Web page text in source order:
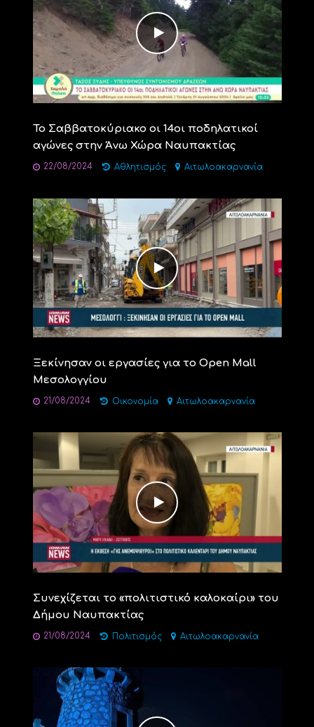
Το Σαββατοκύριακο οι 14οι ποδηλατικοί
αγώνες στην Άνω Χώρα Ναυπακτίας
22/08/2024 Αθλητισμός Αιτωλοακαρνανία
Ξεκίνησαν οι εργασίες για το Open Mall
Μεσολογγίου
21/08/2024 Οικονομία Αιτωλοακαρνανία
Συνεχίζεται το «πολιτιστικό καλοκαίρι» του
Δήμου Ναυπακτίας
21/08/2024 Πολιτισμός Αιτωλοακαρνανία